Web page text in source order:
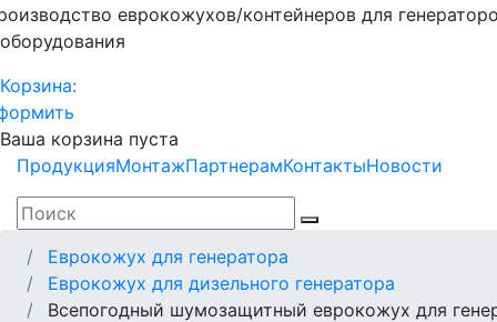
еврокожухов/контейнеров для
Корзина:
Ваша корзина пуста
ПродукцияМонтажПартнерамКонтактыНовости
Еврокожух для генератора
Еврокожух для дизельного генератора
Всепогодный шумозащитный еврокожух для